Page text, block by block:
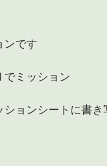
ンです
ミッション
ションシートに書き